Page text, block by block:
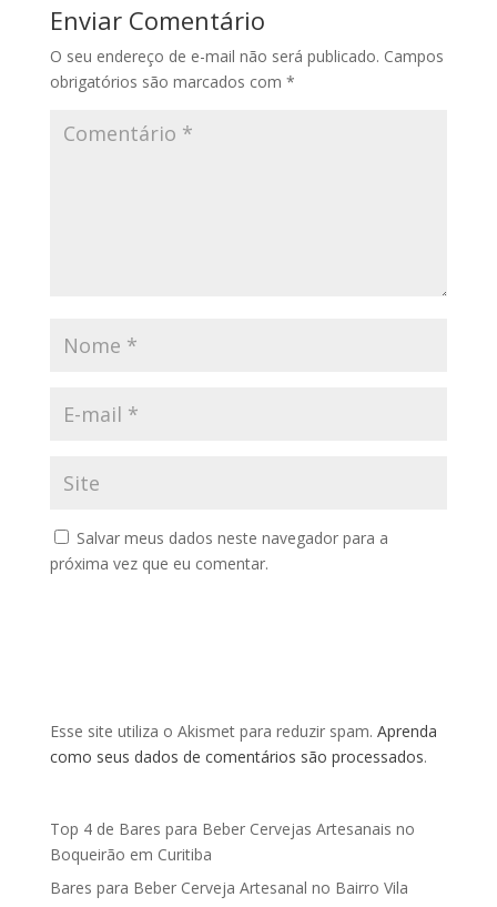
Enviar Comentário
O seu endereço de e-mail não será publicado. Campos
obrigatórios são marcados com *
Salvar meus dados neste navegador para a
próxima vez que eu comentar.
Esse site utiliza o Akismet para reduzir spam. Aprenda
como seus dados de comentários são processados.
Top 4 de Bares para Beber Cervejas Artesanais no
Boqueirão em Curitiba
Bares para Beber Cerveja Artesanal no Bairro Vila